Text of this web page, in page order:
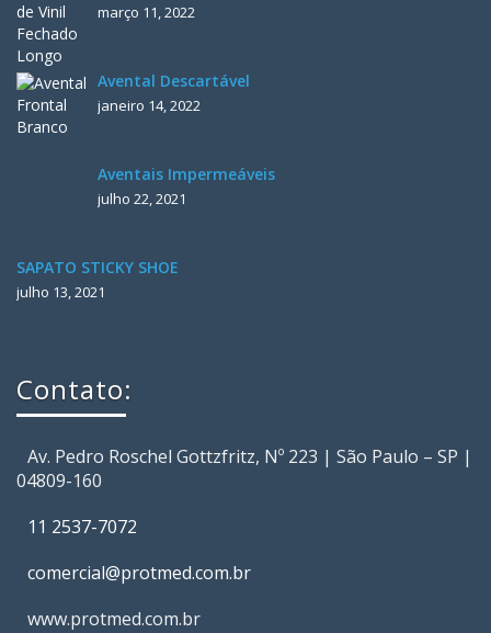
março 11, 2022
Avental Descartável
janeiro 14, 2022
Aventais Impermeáveis
julho 22, 2021
SAPATO STICKY SHOE
julho 13, 2021
Contato:
Av. Pedro Roschel Gottzfritz, Nº 223 | São Paulo – SP |
04809-160
11 2537-7072
comercial@protmed.com.br
www.protmed.com.br